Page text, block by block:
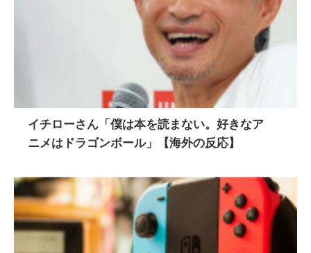
イチローさん「僕は本を読まない。好きなア
ニメはドラゴンボール」【海外の反応】